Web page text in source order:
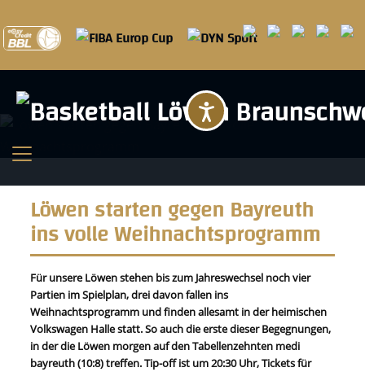
Löwen starten gegen Bayreuth
ins volle Weihnachtsprogramm
Für unsere Löwen stehen bis zum Jahreswechsel noch vier
Partien im Spielplan, drei davon fallen ins
Weihnachtsprogramm und finden allesamt in der heimischen
Volkswagen Halle statt. So auch die erste dieser Begegnungen,
in der die Löwen morgen auf den Tabellenzehnten medi
bayreuth (10:8) treffen. Tip-off ist um 20:30 Uhr, Tickets für